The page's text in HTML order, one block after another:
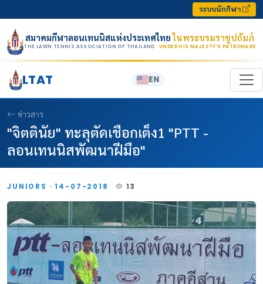
ระบบนักกีฬา
สมาคมกีฬาลอนเทนนิสแห่งประเทศไทยในพระบรมราชูปถัมภ์
THE LAWN TENNIS ASSOCIATION OF THAILAND · UNDER HIS MAJESTY’S PATRONAGE
LTAT EN
ข่าวสาร
"จิตตินัย" ทะลุตัดเชือกเต็ง1 "PTT -
ลอนเทนนิสพัฒนาฝีมือ"
JUNIORS · 14-07-2018 13